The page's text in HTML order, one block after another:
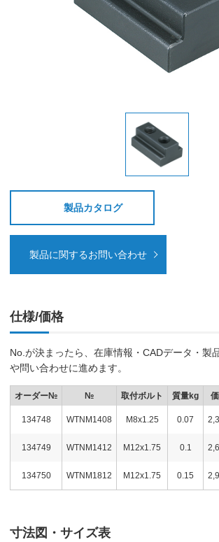
製品カタログ
製品に関するお問い合わせ
仕様/価格
No.が決まったら、在庫情報・CADデータ・製
や問い合わせに進めます。
オーダー№ № 取付ボルト 質量kg
134748 WTNM1408 M8x1.25 0.07
134749 WTNM1412 M12x1.75 0.1
134750 WTNM1812 M12x1.75 0.15
寸法図・サイズ表